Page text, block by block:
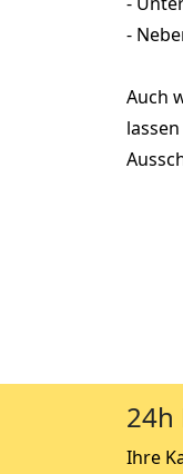
-
Auch
24h
Ihre